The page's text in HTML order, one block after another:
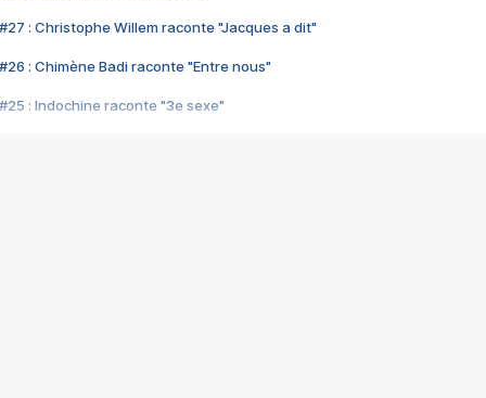
#27 : Christophe Willem raconte "Jacques a dit"
#26 : Chimène Badi raconte "Entre nous"
#25 : Indochine raconte "3e sexe"